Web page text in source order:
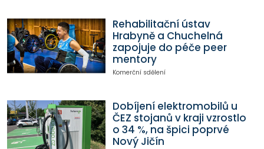
Rehabilitační ústav
Hrabyně a Chuchelná
zapojuje do péče peer
mentory
Komerční sdělení
Dobíjení elektromobilů u
ČEZ stojanů v kraji vzrostlo
o 34 %, na špici poprvé
Nový Jičín